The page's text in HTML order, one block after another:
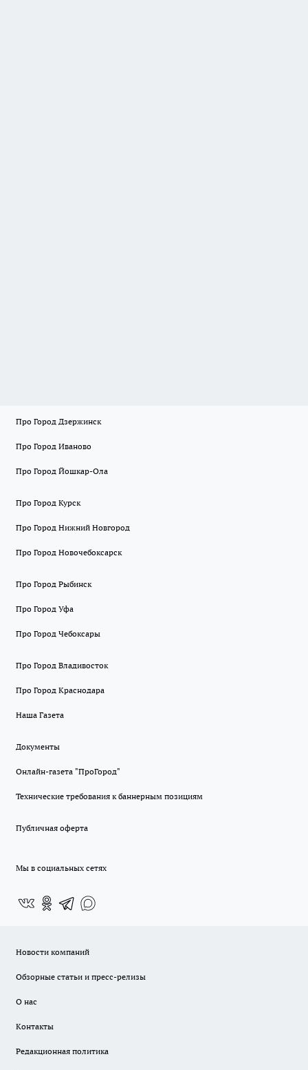
Про Город Дзержинск
Про Город Иваново
Про Город Йошкар-Ола
Про Город Курск
Про Город Нижний Новгород
Про Город Новочебоксарск
Про Город Рыбинск
Про Город Уфа
Про Город Чебоксары
Про Город Владивосток
Про Город Краснодара
Наша Газета
Документы
Онлайн-газета "ПроГород"
Технические требования к баннерным позициям
Публичная оферта
Мы в социальных сетях
Новости компаний
Обзорные статьи и пресс-релизы
О нас
Контакты
Редакционная политика